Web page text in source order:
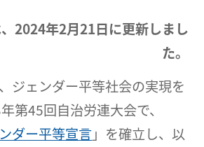
2024年2月21日に更新しまし
た。
ェンダー平等社会の実現を
第45回自治労連大会で、
ダー平等宣言」を確立し、以